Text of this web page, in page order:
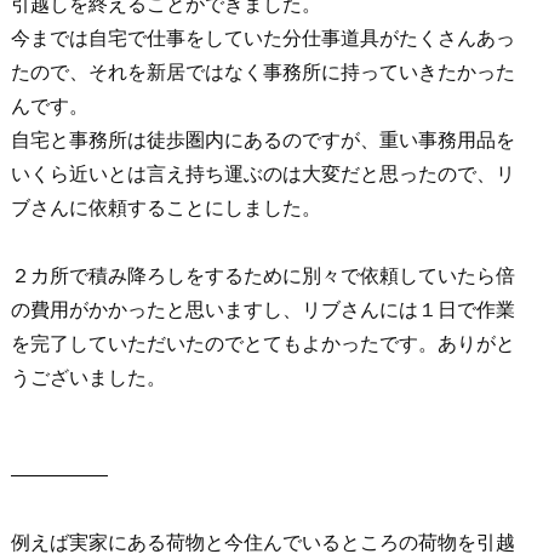
引越しを終えることができました。
今までは自宅で仕事をしていた分仕事道具がたくさんあっ
たので、それを新居ではなく事務所に持っていきたかった
んです。
自宅と事務所は徒歩圏内にあるのですが、重い事務用品を
いくら近いとは言え持ち運ぶのは大変だと思ったので、リ
ブさんに依頼することにしました。
２カ所で積み降ろしをするために別々で依頼していたら倍
の費用がかかったと思いますし、リブさんには１日で作業
を完了していただいたのでとてもよかったです。ありがと
うございました。
—————
例えば実家にある荷物と今住んでいるところの荷物を引越